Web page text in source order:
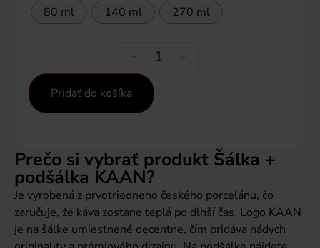
80 ml 140 ml 270 ml
Pridať do košíka
Prečo si vybrať produkt Šálka +
podšálka KAAN?
Je vyrobená z prvotriedneho českého porcelánu, čo
zaručuje, že káva zostane teplá po dlhší čas. Logo KAAN
je na šálke umiestnené decentne, čím pridáva nádych